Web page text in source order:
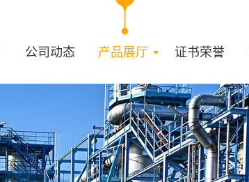
公司动态 产品展厅 证书荣誉